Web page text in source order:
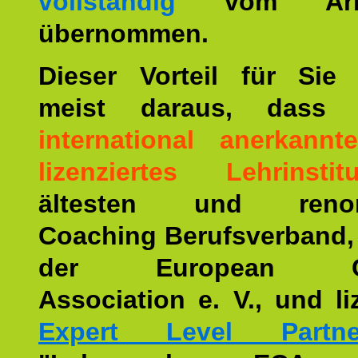
übernommen.
Dieser Vorteil für Sie
meist daraus,
international
lizenziertes
ältesten und
Coaching
der European
Association e. V., und
Expert Level